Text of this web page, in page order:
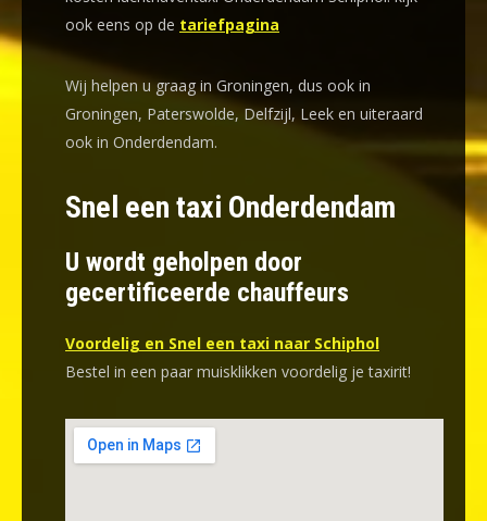
ook eens op de tariefpagina
Wij helpen u graag in Groningen, dus ook in
Groningen, Paterswolde, Delfzijl, Leek en uiteraard
ook in Onderdendam.
Snel een taxi Onderdendam
U wordt geholpen door
gecertificeerde chauffeurs
Voordelig en Snel een taxi naar Schiphol
Bestel in een paar muisklikken voordelig je taxirit!